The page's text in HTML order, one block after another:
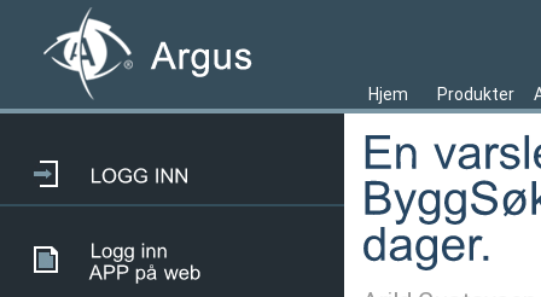
Hjem Produkter